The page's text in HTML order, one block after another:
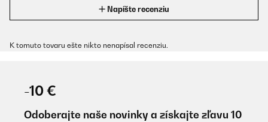
Napíšte recenziu
K tomuto tovaru ešte nikto nenapísal recenziu.
-10 €
Odoberajte naše novinky a získajte zľavu 10